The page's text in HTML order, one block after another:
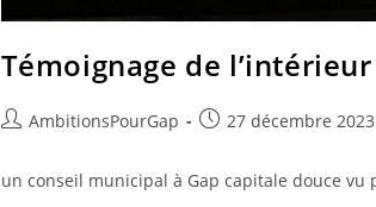
Témoignage de
Auteur/autrice
publication :
AmbitionsPourGap
Publication
27 décembre 2023
un conseil municipal à Gap capitale douce